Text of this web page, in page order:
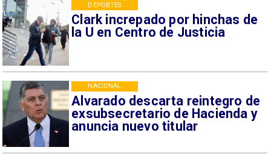
Clark increpado por hinchas de
la U en Centro de Justicia
DEPORTES
Alvarado descarta reintegro de
exsubsecretario de Hacienda y
anuncia nuevo titular
NACIONAL